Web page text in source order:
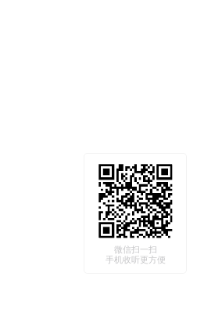
微信扫一扫
手机收听更方便